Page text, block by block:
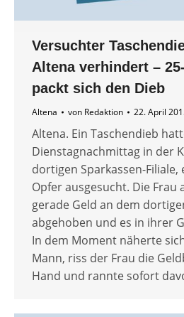
Versuchter
Altena verhindert –
packt sich den Dieb
Altena von Redaktion 22. April
Altena. Ein Taschendieb
Dienstagnachmittag in der
dortigen Sparkassen-Filiale,
Opfer ausgesucht. Die Frau
gerade Geld an dem
abgehoben und es in ihrer
In dem Moment näherte
Mann, riss der Frau die
Hand und rannte sofort